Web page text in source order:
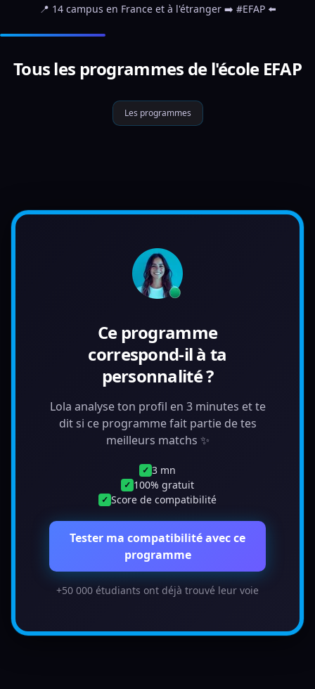
📍 14 campus en France et à l'étranger ➡️ #EFAP ⬅️
Tous les programmes de l'école EFAP
Les programmes
Ce programme
correspond-il à ta
personnalité ?
Lola analyse ton profil en 3 minutes et te
dit si ce programme fait partie de tes
meilleurs matchs ✨
✓ 3 mn
✓ 100% gratuit
✓ Score de compatibilité
Tester ma compatibilité avec ce
programme
+50 000 étudiants ont déjà trouvé leur voie